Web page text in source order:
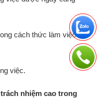
cách thức làm việc
việc.
nhiệm cao trong